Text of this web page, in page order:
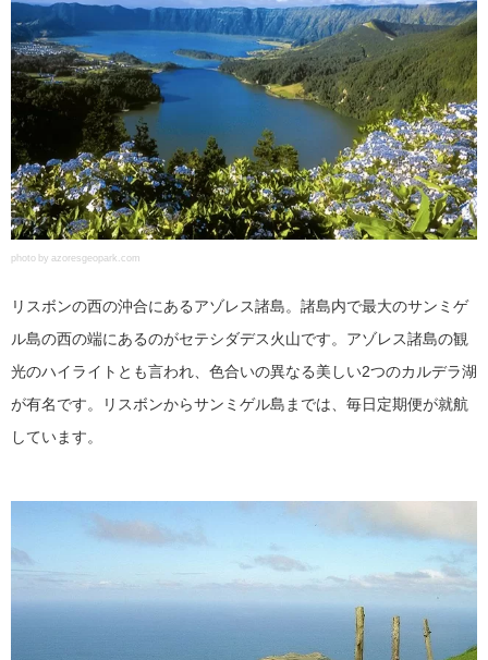
photo by azoresgeopark.com
リスボンの西の沖合にあるアゾレス諸島。諸島内で最大のサンミゲ
ル島の西の端にあるのがセテシダデス火山です。アゾレス諸島の観
光のハイライトとも言われ、色合いの異なる美しい2つのカルデラ湖
が有名です。リスボンからサンミゲル島までは、毎日定期便が就航
しています。